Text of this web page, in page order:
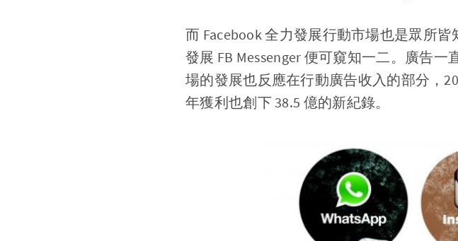
而 Facebook 全力發展行動市場也是眾所
發展 FB Messenger 便可窺知一二。廣告
場的發展也反應在行動廣告收入的部分，
年獲利也創下 38.5 億的新紀錄。